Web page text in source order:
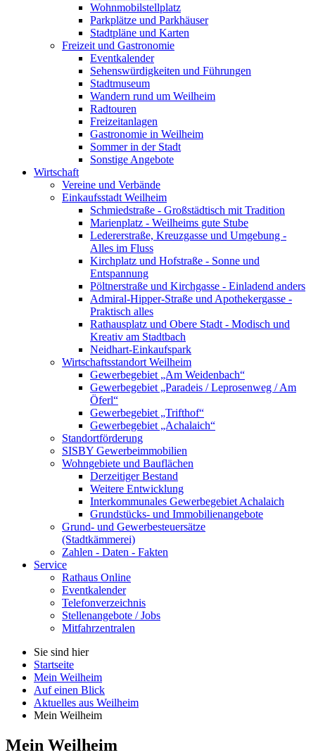
Wohnmobilstellplatz
Parkplätze und Parkhäuser
Stadtpläne und Karten
Freizeit und Gastronomie
Eventkalender
Sehenswürdigkeiten und Führungen
Stadtmuseum
Wandern rund um Weilheim
Radtouren
Freizeitanlagen
Gastronomie in Weilheim
Sommer in der Stadt
Sonstige Angebote
Wirtschaft
Vereine und Verbände
Einkaufsstadt Weilheim
Schmiedstraße - Großstädtisch mit Tradition
Marienplatz - Weilheims gute Stube
Ledererstraße, Kreuzgasse und Umgebung -
Alles im Fluss
Kirchplatz und Hofstraße - Sonne und
Entspannung
Pöltnerstraße und Kirchgasse - Einladend anders
Admiral-Hipper-Straße und Apothekergasse -
Praktisch alles
Rathausplatz und Obere Stadt - Modisch und
Kreativ am Stadtbach
Neidhart-Einkaufspark
Wirtschaftsstandort Weilheim
Gewerbegebiet „Am Weidenbach“
Gewerbegebiet „Paradeis / Leprosenweg / Am
Öferl“
Gewerbegebiet „Trifthof“
Gewerbegebiet „Achalaich“
Standortförderung
SISBY Gewerbeimmobilien
Wohngebiete und Bauflächen
Derzeitiger Bestand
Weitere Entwicklung
Interkommunales Gewerbegebiet Achalaich
Grundstücks- und Immobilienangebote
Grund- und Gewerbesteuersätze
(Stadtkämmerei)
Zahlen - Daten - Fakten
Service
Rathaus Online
Eventkalender
Telefonverzeichnis
Stellenangebote / Jobs
Mitfahrzentralen
Sie sind hier
Startseite
Mein Weilheim
Auf einen Blick
Aktuelles aus Weilheim
Mein Weilheim
Mein Weilheim